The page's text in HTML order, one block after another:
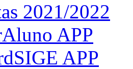
2021/2022
APP
APP